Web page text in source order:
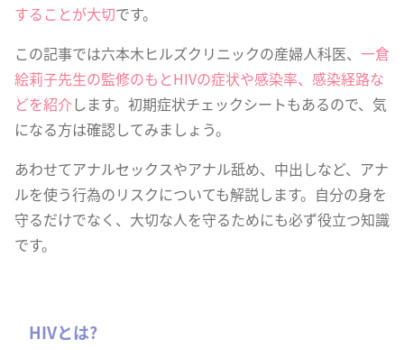
することが大切です。
この記事では六本木ヒルズクリニックの産婦人科医、 一倉
絵莉子先生の監修のもとHIVの症状や感染率、感染経路な
どを紹介します。初期症状チェックシートもあるので、気
になる方は確認してみましょう。
あわせてアナルセックスやアナル舐め、中出しなど、アナ
ルを使う行為のリスクについても解説します。自分の身を
守るだけでなく、大切な人を守るためにも必ず役立つ知識
です。
HIVとは?